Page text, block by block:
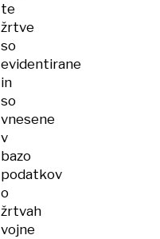
te
žrtve
so
evidentirane
in
so
vnesene
v
bazo
podatkov
o
žrtvah
vojne